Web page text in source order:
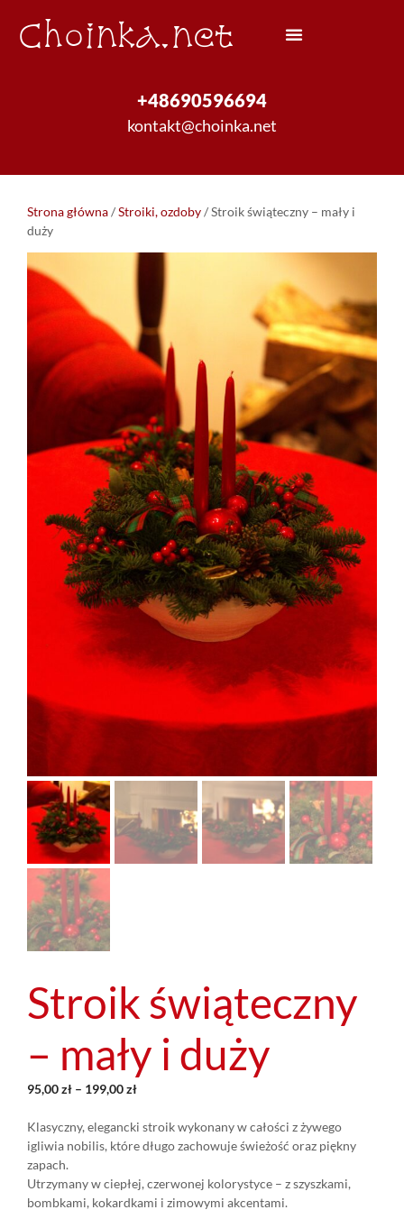
Choinka.net
+48690596694
kontakt@choinka.net
Strona główna/Stroiki, ozdoby/ Stroik świąteczny – mały i
duży
Stroik świąteczny
– mały i duży
95,00zł – 199,00zł
Klasyczny, elegancki stroik wykonany w całości z żywego
igliwia nobilis, które długo zachowuje świeżość oraz piękny
zapach.
Utrzymany w ciepłej, czerwonej kolorystyce – z szyszkami,
bombkami, kokardkami i zimowymi akcentami.